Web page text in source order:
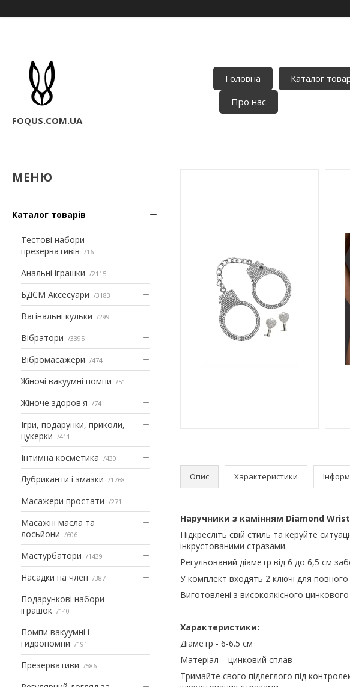
FOQUS.COM.UA
Головна Каталог
Про нас
Каталог товарів
Тестові набори
презервативів
16
Анальні іграшки 2115
БДСМ Аксесуари 3183
Вагінальні кульки 299
Вібратори 3395
Вібромасажери 474
Жіночі вакуумні помпи 51
Жіноче здоров'я 74
Ігри, подарунки, приколи,
цукерки
411
Інтимна косметика 430
Лубриканти і змазки 1768
Масажери простати 271
Масажні масла та
лосьйони
606
Мастурбатори 1439
Насадки на член 387
Подарункові набори
іграшок
140
Помпи вакуумні і
гидропомпи
191
Презервативи 586
Опис Характеристики
Наручники з камінням Diamond
Підкресліть свій стиль та керуйте
інкрустованими стразами.
Регульований діаметр від 6 до 6,5 см
У комплект входять 2 ключі для
Виготовлені з високоякісного
Характеристики:
Діаметр - 6-6.5 см
Матеріал – цинковий сплав
Тримайте свого підлеглого під